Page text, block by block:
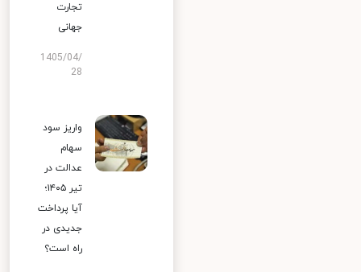
تجارت
جهانی
1405/04/
28
واریز سود
سهام
عدالت در
تیر ۱۴۰۵؛
آیا پرداخت
جدیدی در
راه است؟